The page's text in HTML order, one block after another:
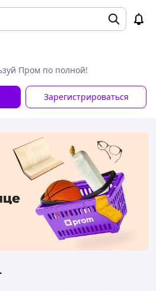
Пром по полной!
Зарегистрироваться